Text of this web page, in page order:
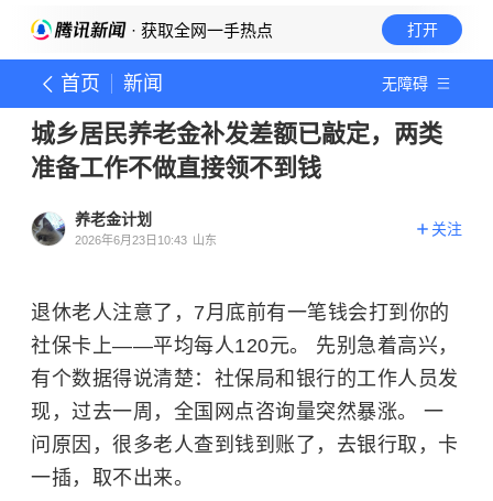
· 获取全网一手热点 打开
首页 新闻 无障碍
城乡居民养老金补发差额已敲定，两类
准备工作不做直接领不到钱
养老金计划
2026年6月23日10:43 山东
关注
退休老人注意了，7月底前有一笔钱会打到你的
社保卡上——平均每人120元。 先别急着高兴，
有个数据得说清楚：社保局和银行的工作人员发
现，过去一周，全国网点咨询量突然暴涨。 一
问原因，很多老人查到钱到账了，去银行取，卡
一插，取不出来。